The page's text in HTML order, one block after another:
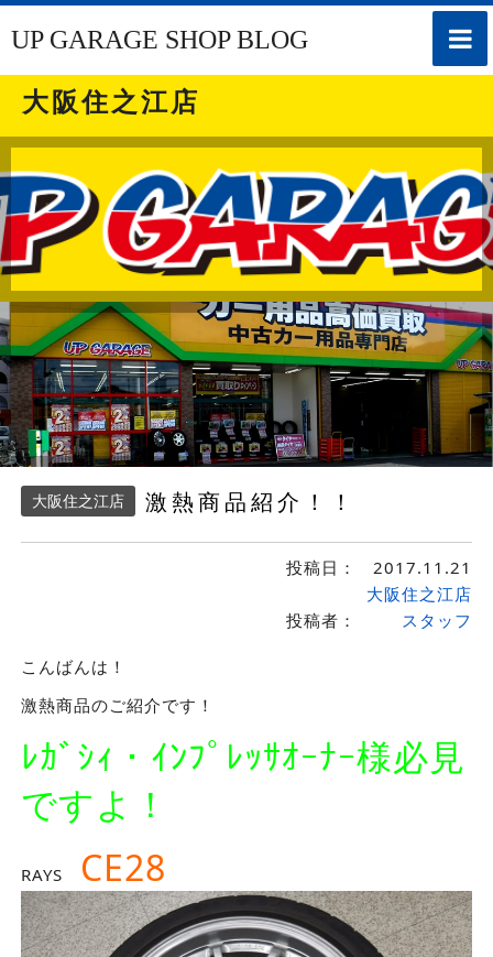
toggle
UP GARAGE SHOP BLOG
大阪住之江店
大阪住之江店 激熱商品紹介！！
投稿日： 2017.11.21
投稿者：
大阪住之江店
スタッフ
こんばんは！
激熱商品のご紹介です！
ﾚｶﾞｼｨ・ｲﾝﾌﾟﾚｯｻｵｰﾅｰ様必見
ですよ！
RAYS CE28